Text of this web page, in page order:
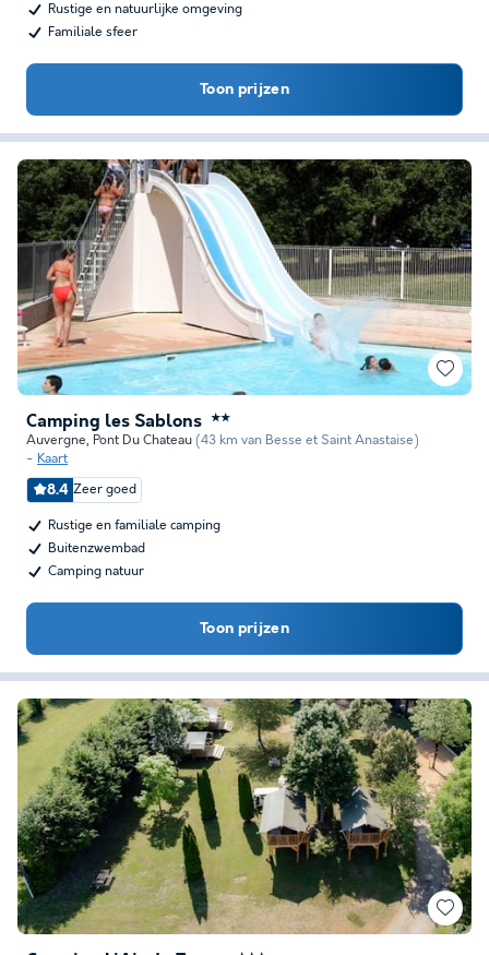
Rustige en natuurlijke omgeving
Familiale sfeer
Toon prijzen
Camping les Sablons ★★
Auvergne, Pont Du Chateau (43 km van Besse et Saint Anastaise)
Kaart
8.4 Zeer goed
Rustige en familiale camping
Buitenzwembad
Camping natuur
Toon prijzen